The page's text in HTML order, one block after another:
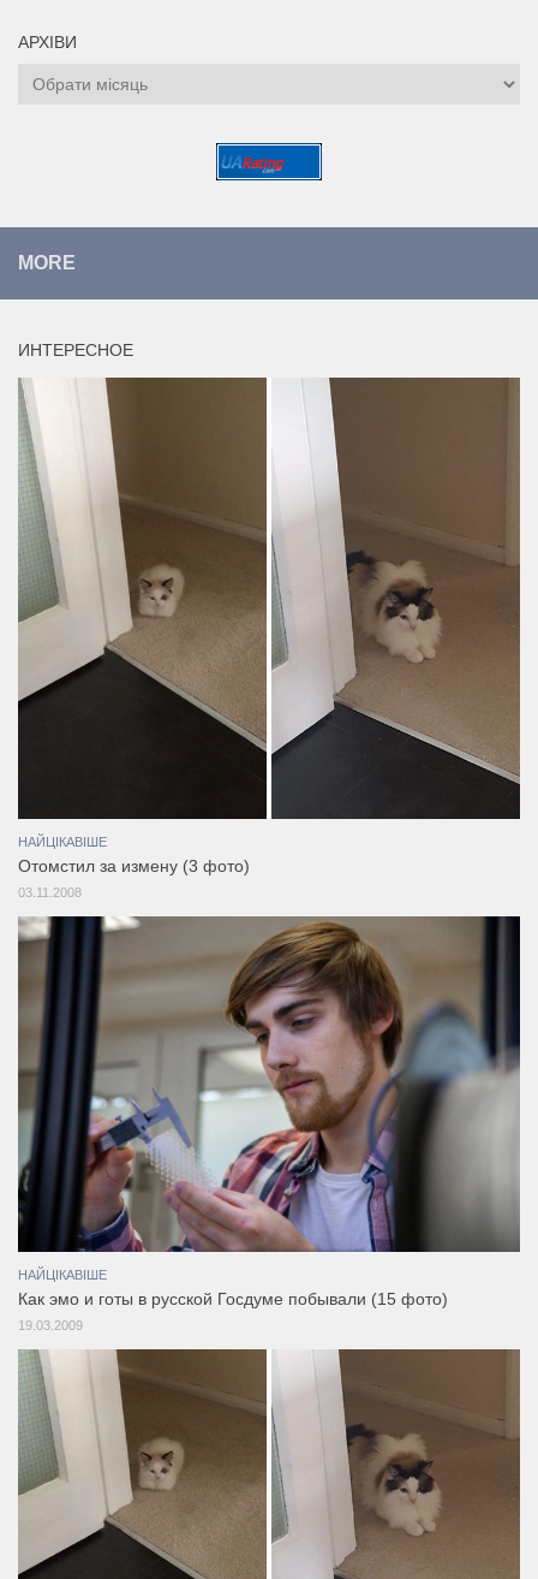
АРХІВИ
Архіви
MORE
ИНТЕРЕСНОЕ
НАЙЦІКАВІШЕ
Отомстил за измену (3 фото)
03.11.2008
НАЙЦІКАВІШЕ
Как эмо и готы в русской Госдуме побывали (15 фото)
19.03.2009